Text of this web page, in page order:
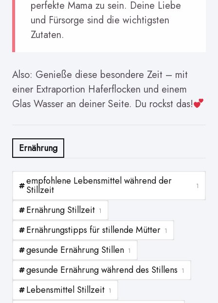
perfekte Mama zu sein. Deine Liebe
und Fürsorge sind die wichtigsten
Zutaten.
Also: Genieße diese besondere Zeit – mit
einer Extraportion Haferflocken und einem
Glas Wasser an deiner Seite. Du rockst das!
Ernährung
empfohlene Lebensmittel während der
Stillzeit 1
Ernährung Stillzeit 1
Ernährungstipps für stillende Mütter 1
gesunde Ernährung Stillen 1
gesunde Ernährung während des Stillens 1
Lebensmittel Stillzeit 1